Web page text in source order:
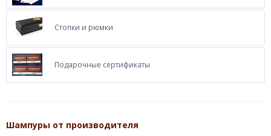
Стопки и рюмки
Подарочные сертификаты
Шампуры от производителя